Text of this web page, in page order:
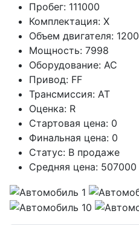
Пробег: 111000
Комплектация: X
Объем двигателя: 1200
Мощность: 7998
Оборудование: AC
Привод: FF
Трансмиссия: AT
Оценка: R
Стартовая цена: 0
Финальная цена: 0
Статус: В продаже
Средняя цена: 507000